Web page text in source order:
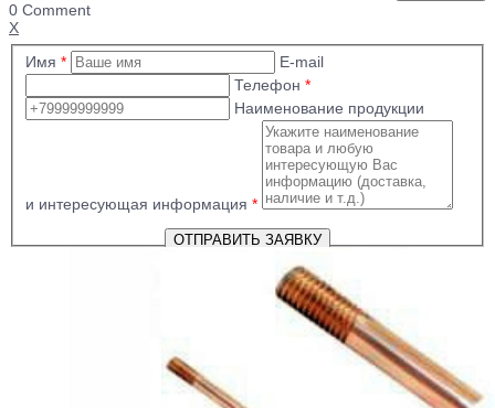
0 Comment
X
Имя *
E-mail
Телефон *
Наименование продукции
и интересующая информация *